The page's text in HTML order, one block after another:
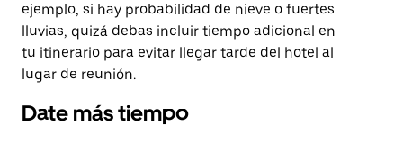
ejemplo, si hay probabilidad de nieve o fuertes
lluvias, quizá debas incluir tiempo adicional en
tu itinerario para evitar llegar tarde del hotel al
lugar de reunión.
Date más tiempo